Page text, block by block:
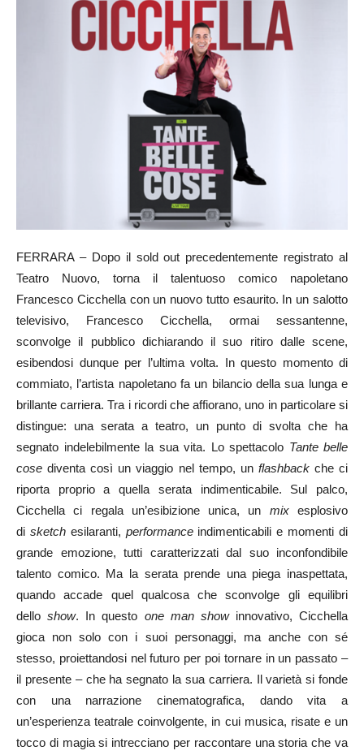
FERRARA – Dopo il sold out precedentemente registrato al
Teatro Nuovo, torna il talentuoso comico napoletano
Francesco Cicchella con un nuovo tutto esaurito. In un salotto
televisivo, Francesco Cicchella, ormai sessantenne,
sconvolge il pubblico dichiarando il suo ritiro dalle scene,
esibendosi dunque per l’ultima volta. In questo momento di
commiato, l’artista napoletano fa un bilancio della sua lunga e
brillante carriera. Tra i ricordi che affiorano, uno in particolare si
distingue: una serata a teatro, un punto di svolta che ha
segnato indelebilmente la sua vita. Lo spettacolo Tante belle
cose diventa così un viaggio nel tempo, un flashbackche ci
riporta proprio a quella serata indimenticabile. Sul palco,
Cicchella ci regala un’esibizione unica, un mixesplosivo
di sketchesilaranti, performanceindimenticabili e momenti di
grande emozione, tutti caratterizzati dal suo inconfondibile
talento comico. Ma la serata prende una piega inaspettata,
quando accade quel qualcosa che sconvolge gli equilibri
delloshow. In questo one man showinnovativo, Cicchella
gioca non solo con i suoi personaggi, ma anche con sé
stesso, proiettandosi nel futuro per poi tornare in un passato –
il presente – che ha segnato la sua carriera. Il varietà si fonde
con una narrazione cinematografica, dando vita a
un’esperienza teatrale coinvolgente, in cui musica, risate e un
tocco di magia si intrecciano per raccontare una storia che va